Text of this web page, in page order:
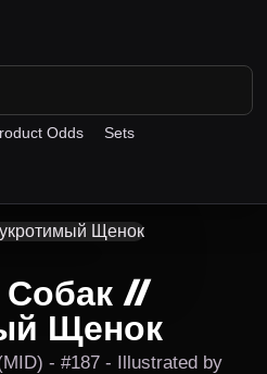
Odds Sets
Собак //
Щенок
- #187 - Illustrated by